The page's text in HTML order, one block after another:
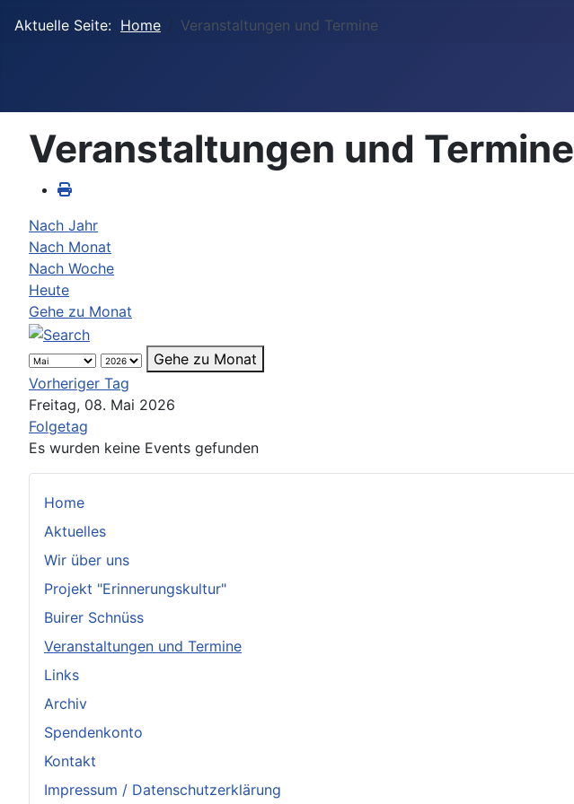
Aktuelle Seite: Home Veranstaltungen und Termine
Home
Aktuelles
Wir über uns
Projekt "Erinnerungskultur"
Buirer Schnüss
Veranstaltungen und Termine
Links
Archiv
Spendenkonto
Kontakt
Impressum / Datenschutzerklärung
Veranstaltungen und Termine
Nach Jahr
Nach Monat
Nach Woche
Heute
Gehe zu Monat
Gehe zu Monat
Vorheriger Tag
Freitag, 08. Mai 2026
Folgetag
Es wurden keine Events gefunden